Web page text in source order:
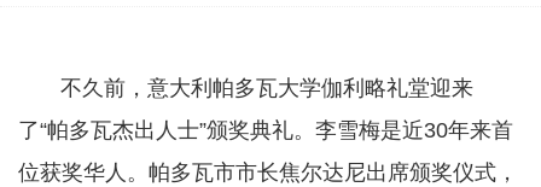
不久前，意大利帕多瓦大学伽利略礼堂迎来
了“帕多瓦杰出人士”颁奖典礼。李雪梅是近30年来首
位获奖华人。帕多瓦市市长焦尔达尼出席颁奖仪式，